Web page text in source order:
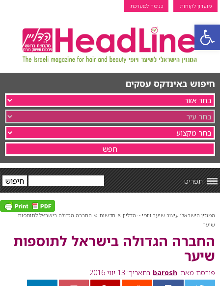
פתח סרגל נגישות
מועדון לקוחות כניסה למערכת
חיפוש באינדקס עסקים
תפריט
המגזין הישראלי עיצוב שיער ויופי ~ הדליין » חדשות » החברה הגדולה בישראל לתוספות
שיער
החברה הגדולה בישראל לתוספות
שיער
פורסם מאת: barosh בתאריך: 13 יוני 2016